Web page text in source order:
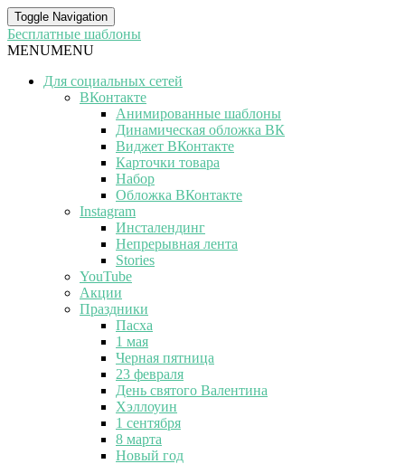
Toggle Navigation
Бесплатные шаблоны
MENUMENU
Для социальных сетей
ВКонтакте
Анимированные шаблоны
Динамическая обложка ВК
Виджет ВКонтакте
Карточки товара
Набор
Обложка ВКонтакте
Instagram
Инсталендинг
Непрерывная лента
Stories
YouTube
Акции
Праздники
Пасха
1 мая
Черная пятница
23 февраля
День святого Валентина
Хэллоуин
1 сентября
8 марта
Новый год